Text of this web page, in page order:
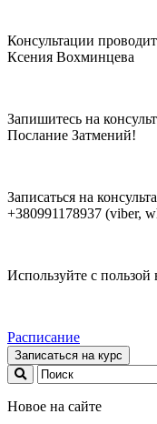
Консультации
Ксения Вохминцева
Запишитесь на
Послание Затмений!
Записаться на
+380991178937 (viber,
Используйте с пользой
Расписание
Записаться на курс
Новое на сайте